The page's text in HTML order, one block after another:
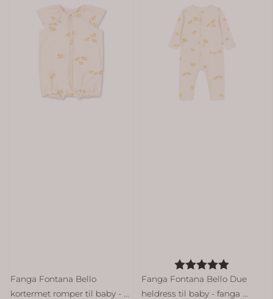
Fanga Fontana Bello
kortermet romper til baby - ...
Karakter:
Fanga Fontana Bello Due
heldress til baby - fanga ...